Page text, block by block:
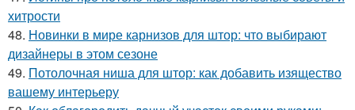
хитрости
48. Новинки в мире карнизов для штор: что выбирают
дизайнеры в этом сезоне
49. Потолочная ниша для штор: как добавить изящество
вашему интерьеру